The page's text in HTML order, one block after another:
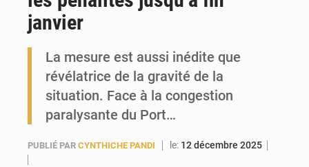
Guinée : Conakry explore un partenariat avec le groupe égyptien The Arab Contractors pour accélérer ses grands projets
janvier
La mesure est aussi inédite que
révélatrice de la gravité de la
situation. Face à la congestion
paralysante du Port…
PUBLIÉ PAR CYNTHICHE PANDI le: 12 décembre 2025